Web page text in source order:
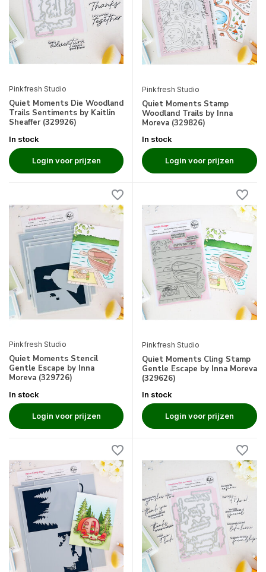
Pinkfresh Studio
Quiet Moments Die Woodland
Trails Sentiments by Kaitlin
Sheaffer (329926)
In stock
Login voor prijzen
Pinkfresh Studio
Quiet Moments Stamp
Woodland Trails by Inna
Moreva (329826)
In stock
Login voor prijzen
Pinkfresh Studio
Quiet Moments Stencil
Gentle Escape by Inna
Moreva (329726)
In stock
Login voor prijzen
Pinkfresh Studio
Quiet Moments Cling Stamp
Gentle Escape by Inna Moreva
(329626)
In stock
Login voor prijzen